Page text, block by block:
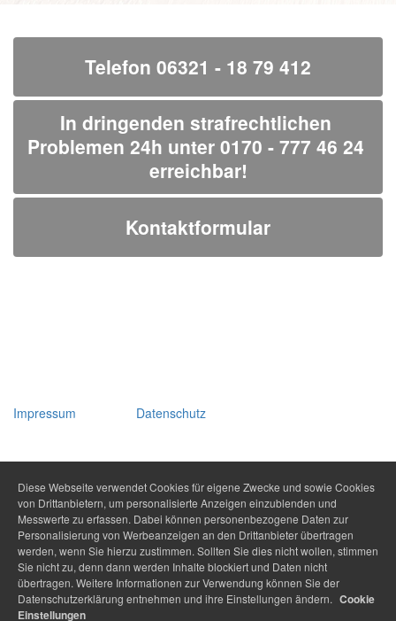
Telefon 06321 - 18 79 412
In dringenden strafrechtlichen
Problemen 24h unter 0170 - 777 46 24
erreichbar!
Kontaktformular
Impressum Datenschutz
Diese Webseite verwendet Cookies für eigene Zwecke und sowie Cookies
von Drittanbietern, um personalisierte Anzeigen einzublenden und
Messwerte zu erfassen. Dabei können personenbezogene Daten zur
Personalisierung von Werbeanzeigen an den Drittanbieter übertragen
werden, wenn Sie hierzu zustimmen. Sollten Sie dies nicht wollen, stimmen
Sie nicht zu, denn dann werden Inhalte blockiert und Daten nicht
übertragen. Weitere Informationen zur Verwendung können Sie der
Datenschutzerklärung entnehmen und ihre Einstellungen ändern. Cookie
Einstellungen